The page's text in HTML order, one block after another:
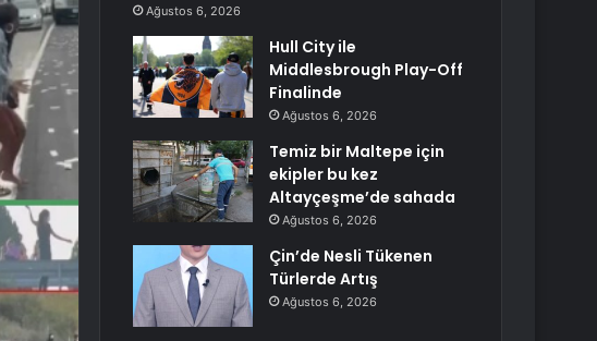
Ağustos 6, 2026
Hull City ile
Middlesbrough Play-Off
Finalinde
Ağustos 6, 2026
Temiz bir Maltepe için
ekipler bu kez
Altayçeşme’de sahada
Ağustos 6, 2026
Çin’de Nesli Tükenen
Türlerde Artış
Ağustos 6, 2026